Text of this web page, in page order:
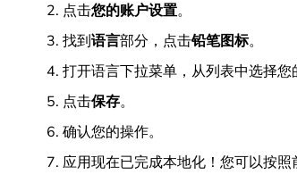
点击您的账户设置。
找到语言部分，点击铅笔图标。
打开语言下拉菜单，从列表中选择您
点击保存。
确认您的操作。
应用现在已完成本地化！您可以按照